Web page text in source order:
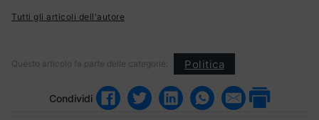
Tutti gli articoli dell'autore
Questo articolo fa parte delle categorie: Politica
Condividi